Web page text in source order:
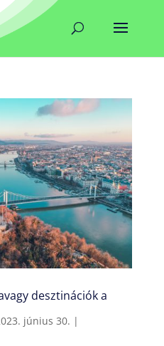
desztinációk a
június 30. |